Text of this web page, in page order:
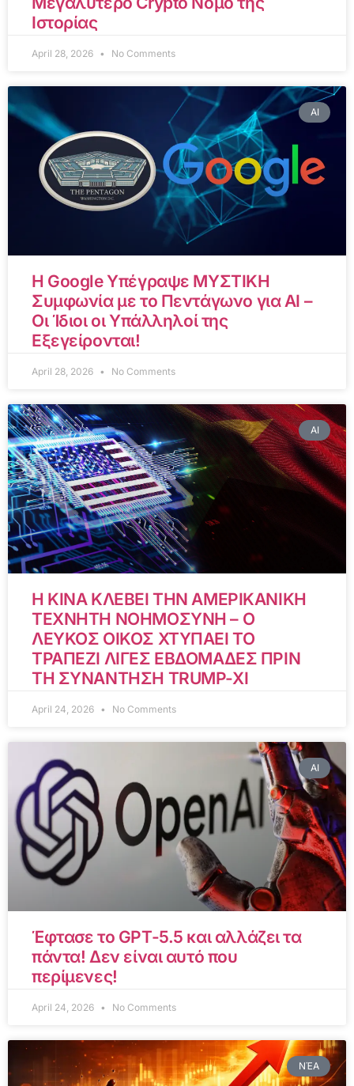
Ιστορίας
April 28, 2026 No Comments
AI
Η Google Υπέγραψε ΜΥΣΤΙΚΗ
Συμφωνία με το Πεντάγωνο για AI –
Οι Ίδιοι οι Υπάλληλοί της
Εξεγείρονται!
April 28, 2026 No Comments
AI
Η ΚΙΝΑ ΚΛΕΒΕΙ ΤΗΝ ΑΜΕΡΙΚΑΝΙΚΗ
ΤΕΧΝΗΤΗ ΝΟΗΜΟΣΥΝΗ – Ο
ΛΕΥΚΟΣ ΟΙΚΟΣ ΧΤΥΠΑΕΙ ΤΟ
ΤΡΑΠΕΖΙ ΛΙΓΕΣ ΕΒΔΟΜΑΔΕΣ ΠΡΙΝ
ΤΗ ΣΥΝΑΝΤΗΣΗ TRUMP-XI
April 24, 2026 No Comments
AI
Έφτασε το GPT-5.5 και αλλάζει τα
πάντα! Δεν είναι αυτό που
περίμενες!
April 24, 2026 No Comments
ΝΈΑ